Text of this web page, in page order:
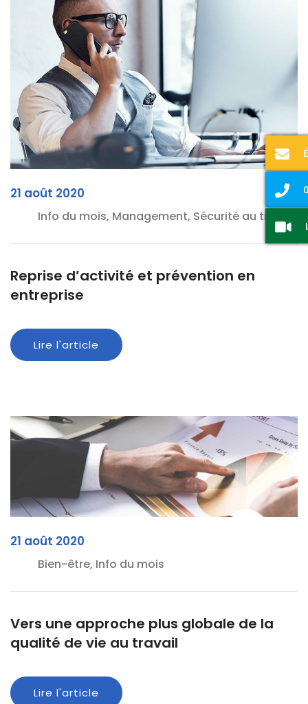
21 août 2020
Info du mois, Management, Sécurité au travail
Reprise d’activité et prévention en
entreprise
Lire l'article
21 août 2020
Bien-être, Info du mois
Vers une approche plus globale de la
qualité de vie au travail
Lire l'article